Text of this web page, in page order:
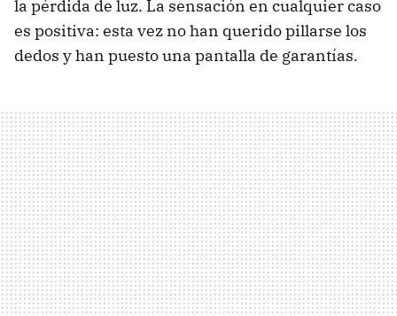
la pérdida de luz. La sensación en cualquier caso
es positiva: esta vez no han querido pillarse los
dedos y han puesto una pantalla de garantías.